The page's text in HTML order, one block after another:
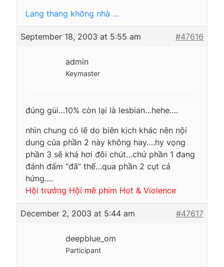
Lang thang không nhà …
September 18, 2003 at 5:55 am #47616
admin
Keymaster
đúng gùi…10% còn lại là lesbian…hehe….
nhìn chung có lẽ do biên kịch khác nên nội
dung của phần 2 này không hay….hy vọng
phần 3 sẽ khá hơi đôi chút…chứ phần 1 đang
đánh đấm “đã” thế…qua phần 2 cụt cả
hứng….
Hội trưởng Hội mê phim Hot & Violence
December 2, 2003 at 5:44 am #47617
deepblue_om
Participant